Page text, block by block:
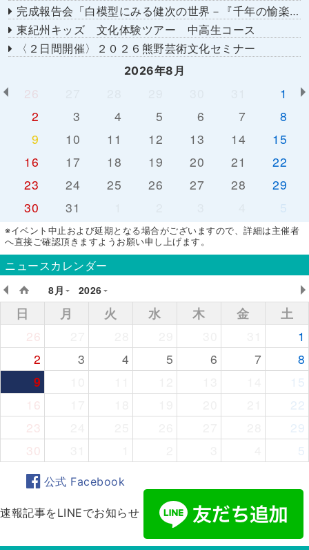
完成報告会「白模型にみる健次の世界－『千年の愉楽』『奇蹟』より－」
東紀州キッズ 文化体験ツアー 中高生コース
〈２日間開催〉２０２６熊野芸術文化セミナー
2026年8月
26
1
2
3 4 5 6 7
8
9
10 11 12 13 14
15
16
17 18 19 20 21
22
23
24 25 26 27 28
29
30
31 5
※イベント中止および延期となる場合がございますので、詳細は主催者
へ直接ご確認頂きますようお願い申し上げます。
ニュースカレンダー
8月
2026
日 月 火 水 木 金
土
26
1
2
3 4 5 6 7
8
9
15
16
22
23
29
30
5
公式 Facebook
速報記事をLINEでお知らせ